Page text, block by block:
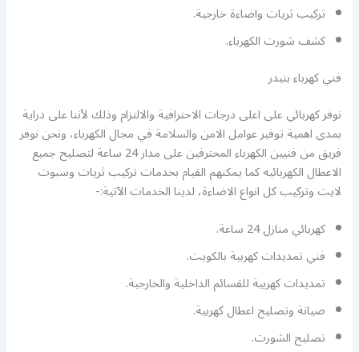
تركيب ثريات واضاءة خارجية.
كشف شورت الكهرباء.
فني كهرباء بنيدر
نوفر كهربائي على اعلى درجات الاحترافية والالتزام وذلك لأننا على دراية
بمدى اهمية توفير عوامل الامن والسلامة في مجال الكهرباء، ونحن نوفر
فريق من فنيين الكهرباء المحترفين على مدار 24 ساعة لتصليح جميع
الاعطال الكهربائيه كما يمكنهم القيام بخدمات تركيب ثريات وسبوت
لايت وتركيب كل انواع الاضاءة، لدينا الخدمات الآتية:-
كهربائي منازل 24 ساعة.
فني تمديدات كهربية بالكويت.
تمديدات كهربية للقسائم الداخلية والخارجية.
صيانة وتصليح اعطال كهربية.
تصليح الشورت.